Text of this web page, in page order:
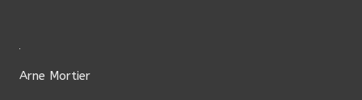
Arne Mortier